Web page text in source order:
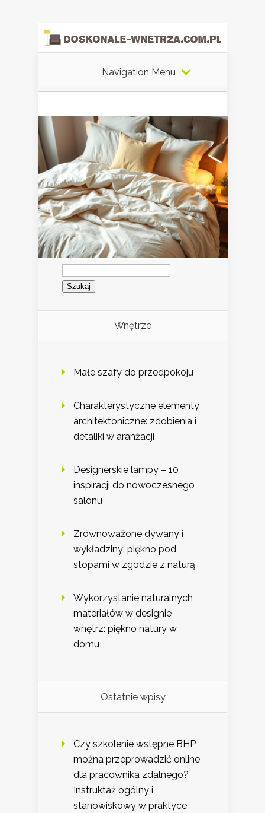
Navigation Menu
Szukaj:
Wnętrze
Małe szafy do przedpokoju
Charakterystyczne elementy
architektoniczne: zdobienia i
detaliki w aranżacji
Designerskie lampy – 10
inspiracji do nowoczesnego
salonu
Zrównoważone dywany i
wykładziny: piękno pod
stopami w zgodzie z naturą
Wykorzystanie naturalnych
materiałów w designie
wnętrz: piękno natury w
domu
Ostatnie wpisy
Czy szkolenie wstępne BHP
można przeprowadzić online
dla pracownika zdalnego?
Instruktaż ogólny i
stanowiskowy w praktyce